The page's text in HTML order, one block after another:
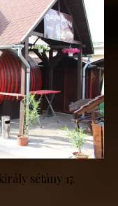
sétány 17.